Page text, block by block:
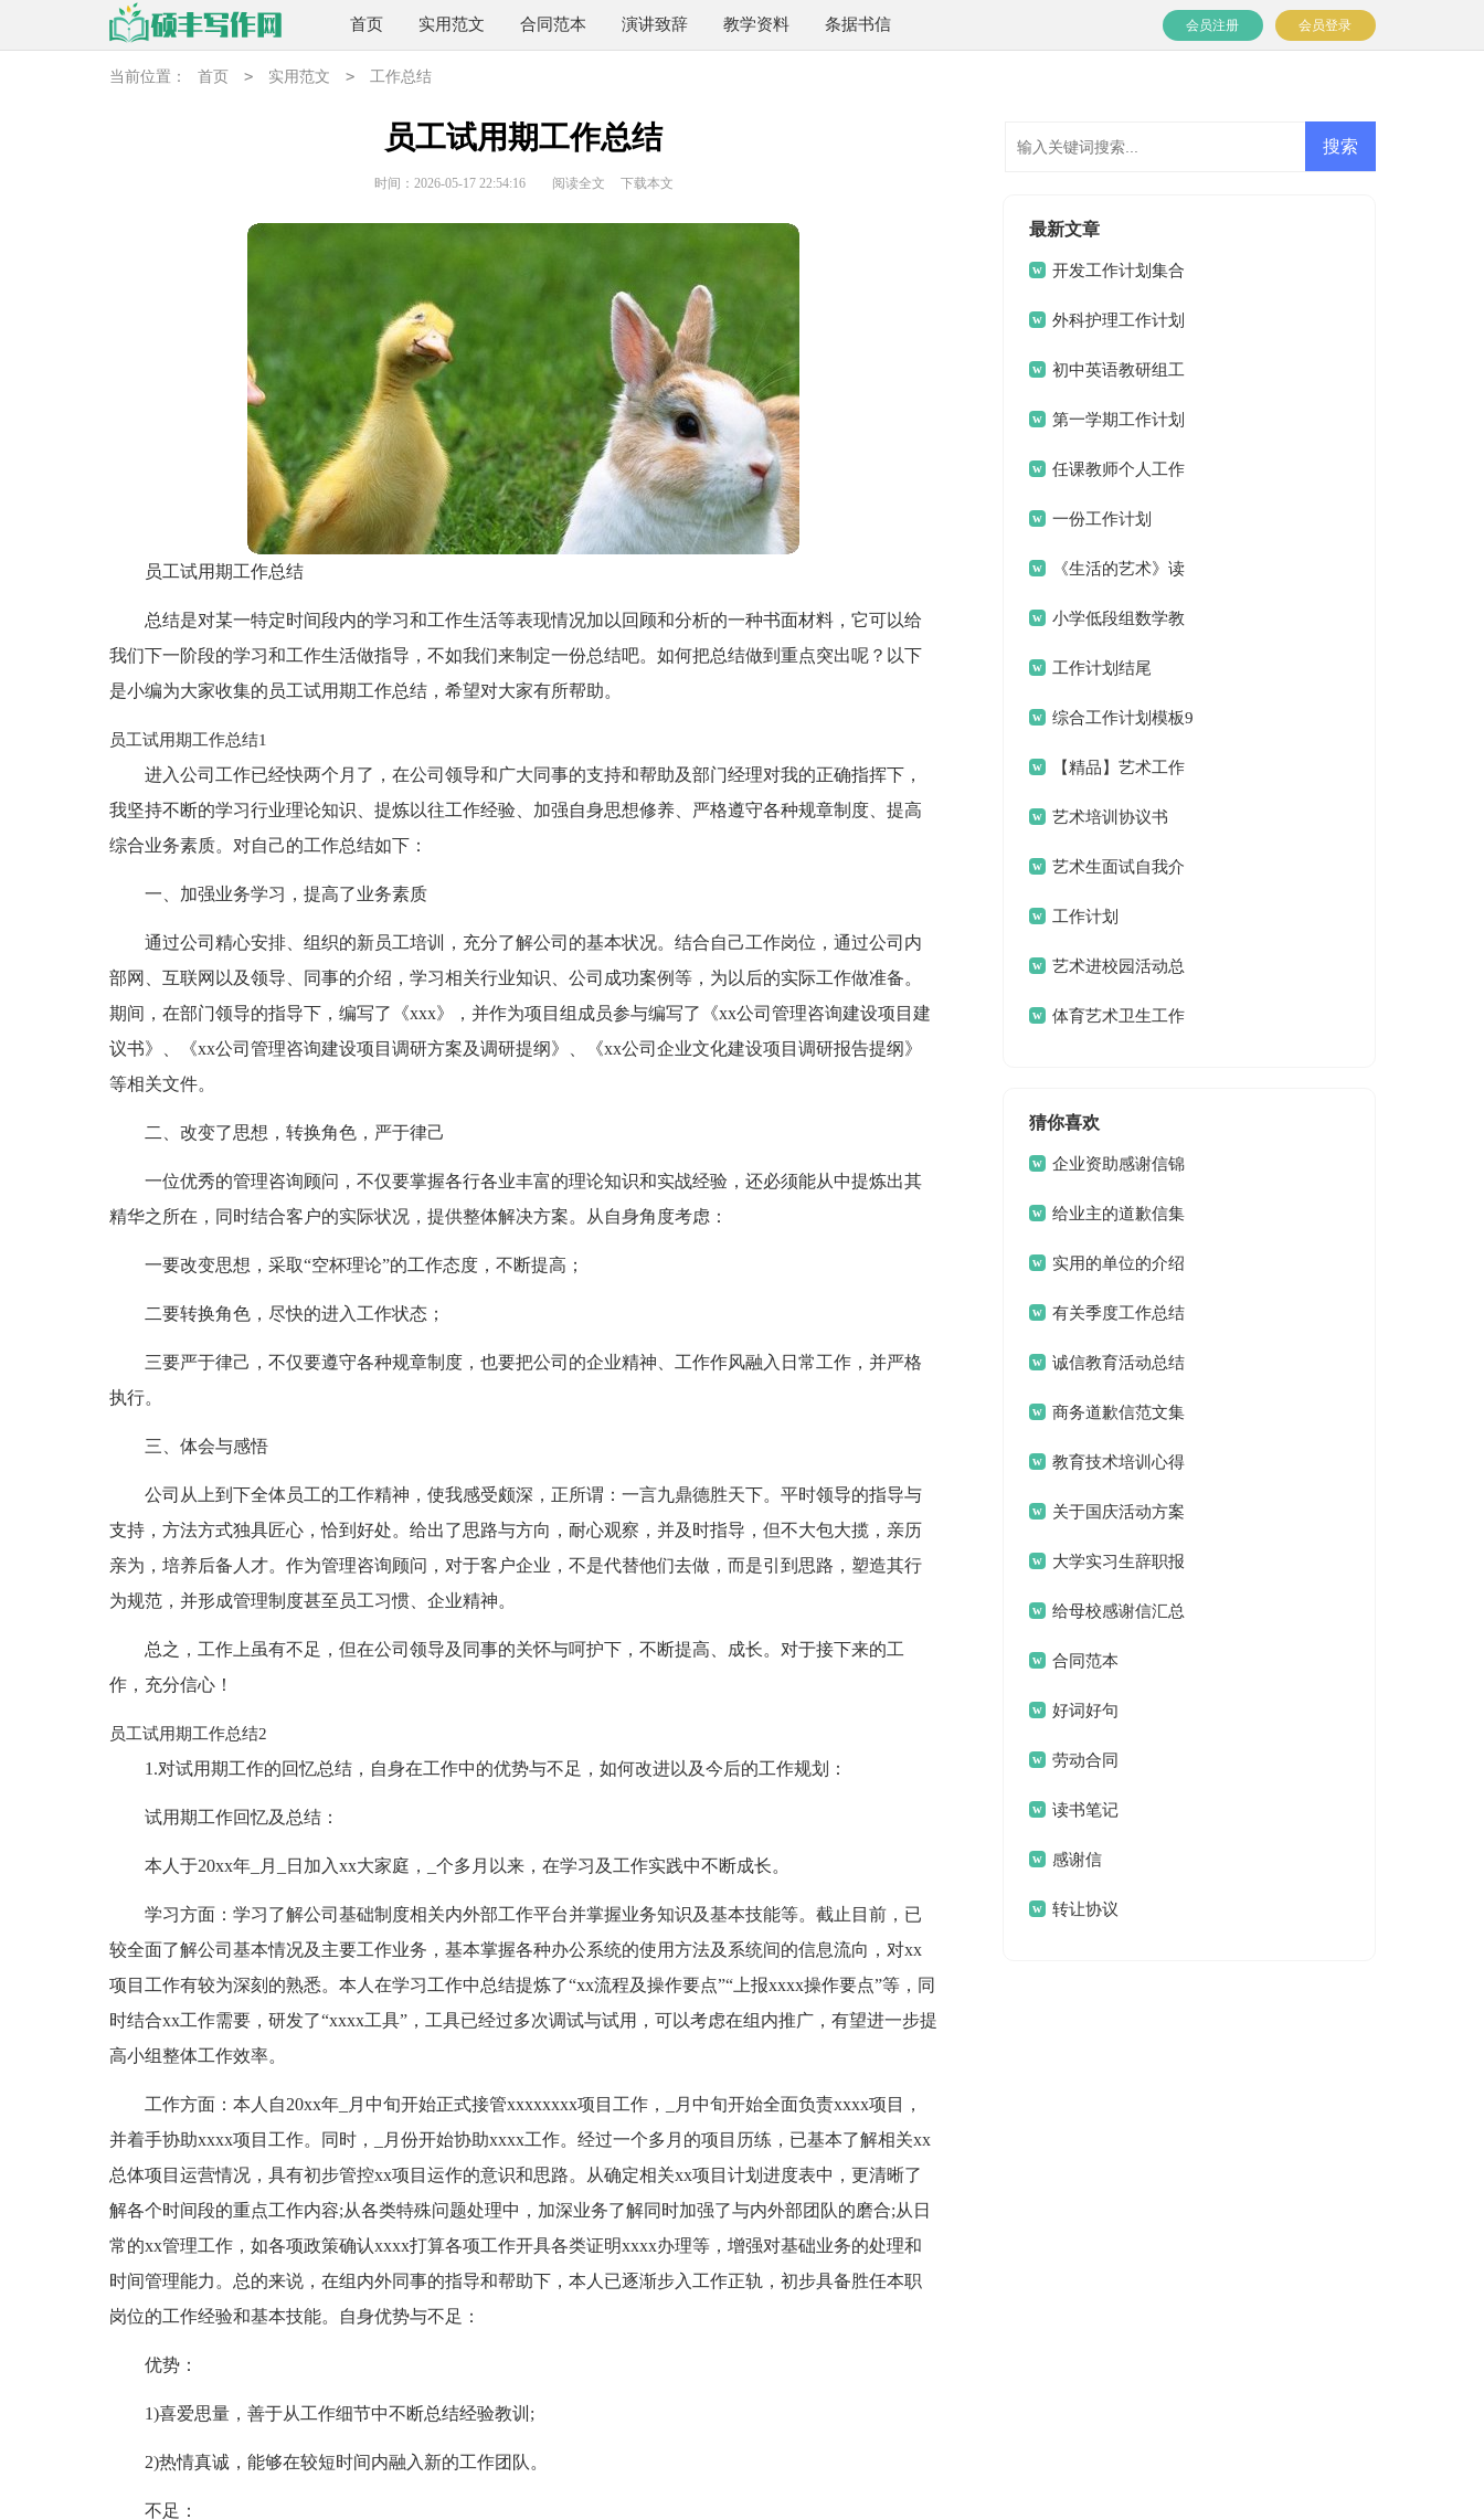
首页 实用范文 合同范本 演讲致辞 教学资料 条据书信 会员登录
会员注册
当前位置： 首页 > 实用范文 > 工作总结
员工试用期工作总结
时间：2026-05-17 22:54:16 阅读全文 下载本文
员工试用期工作总结
总结是对某一特定时间段内的学习和工作生活等表现情况加以回顾和分析的一种书面材料，它可以给
我们下一阶段的学习和工作生活做指导，不如我们来制定一份总结吧。如何把总结做到重点突出呢？以下
是小编为大家收集的员工试用期工作总结，希望对大家有所帮助。
员工试用期工作总结1
进入公司工作已经快两个月了，在公司领导和广大同事的支持和帮助及部门经理对我的正确指挥下，
我坚持不断的学习行业理论知识、提炼以往工作经验、加强自身思想修养、严格遵守各种规章制度、提高
综合业务素质。对自己的工作总结如下：
一、加强业务学习，提高了业务素质
通过公司精心安排、组织的新员工培训，充分了解公司的基本状况。结合自己工作岗位，通过公司内
部网、互联网以及领导、同事的介绍，学习相关行业知识、公司成功案例等，为以后的实际工作做准备。
期间，在部门领导的指导下，编写了《xxx》，并作为项目组成员参与编写了《xx公司管理咨询建设项目建
议书》、《xx公司管理咨询建设项目调研方案及调研提纲》、《xx公司企业文化建设项目调研报告提纲》
等相关文件。
二、改变了思想，转换角色，严于律己
一位优秀的管理咨询顾问，不仅要掌握各行各业丰富的理论知识和实战经验，还必须能从中提炼出其
精华之所在，同时结合客户的实际状况，提供整体解决方案。从自身角度考虑：
一要改变思想，采取“空杯理论”的工作态度，不断提高；
二要转换角色，尽快的进入工作状态；
三要严于律己，不仅要遵守各种规章制度，也要把公司的企业精神、工作作风融入日常工作，并严格
执行。
三、体会与感悟
公司从上到下全体员工的工作精神，使我感受颇深，正所谓：一言九鼎德胜天下。平时领导的指导与
支持，方法方式独具匠心，恰到好处。给出了思路与方向，耐心观察，并及时指导，但不大包大揽，亲历
亲为，培养后备人才。作为管理咨询顾问，对于客户企业，不是代替他们去做，而是引到思路，塑造其行
为规范，并形成管理制度甚至员工习惯、企业精神。
总之，工作上虽有不足，但在公司领导及同事的关怀与呵护下，不断提高、成长。对于接下来的工
作，充分信心！
员工试用期工作总结2
1.对试用期工作的回忆总结，自身在工作中的优势与不足，如何改进以及今后的工作规划：
试用期工作回忆及总结：
本人于20xx年_月_日加入xx大家庭，_个多月以来，在学习及工作实践中不断成长。
学习方面：学习了解公司基础制度相关内外部工作平台并掌握业务知识及基本技能等。截止目前，已
较全面了解公司基本情况及主要工作业务，基本掌握各种办公系统的使用方法及系统间的信息流向，对xx
项目工作有较为深刻的熟悉。本人在学习工作中总结提炼了“xx流程及操作要点”“上报xxxx操作要点”等，同
时结合xx工作需要，研发了“xxxx工具”，工具已经过多次调试与试用，可以考虑在组内推广，有望进一步提
高小组整体工作效率。
工作方面：本人自20xx年_月中旬开始正式接管xxxxxxxx项目工作，_月中旬开始全面负责xxxx项目，
并着手协助xxxx项目工作。同时，_月份开始协助xxxx工作。经过一个多月的项目历练，已基本了解相关xx
总体项目运营情况，具有初步管控xx项目运作的意识和思路。从确定相关xx项目计划进度表中，更清晰了
解各个时间段的重点工作内容;从各类特殊问题处理中，加深业务了解同时加强了与内外部团队的磨合;从日
常的xx管理工作，如各项政策确认xxxx打算各项工作开具各类证明xxxx办理等，增强对基础业务的处理和
时间管理能力。总的来说，在组内外同事的指导和帮助下，本人已逐渐步入工作正轨，初步具备胜任本职
岗位的工作经验和基本技能。自身优势与不足：
优势：
1)喜爱思量，善于从工作细节中不断总结经验教训;
2)热情真诚，能够在较短时间内融入新的工作团队。
不足：
最新文章
开发工作计划集合
七篇外科护理工作计划
15篇初中英语教研组工
作计划第一学期工作计划
任课教师个人工作
计划一份工作计划
《生活的艺术》读
书笔记小学低段组数学教
研组工作计划
工作计划结尾
综合工作计划模板9
篇 【精品】艺术工作
计划三篇
艺术培训协议书
艺术生面试自我介
绍 工作计划
艺术进校园活动总
结合集8篇
体育艺术卫生工作
猜你喜欢
企业资助感谢信锦
集5篇给业主的道歉信集
锦九篇实用的单位的介绍
信范文合集五篇
有关季度工作总结
模板合集7篇
诚信教育活动总结
十篇商务道歉信范文集
合5篇教育技术培训心得
体会合集八篇
关于国庆活动方案
四篇大学实习生辞职报
告 给母校感谢信汇总
五篇合同范本
好词好句
劳动合同
读书笔记
感谢信
转让协议